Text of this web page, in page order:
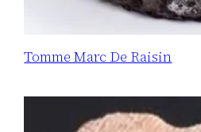
Tomme Marc De Raisin